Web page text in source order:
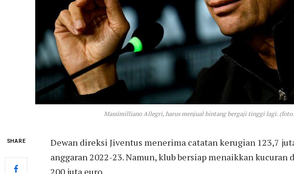
Massimilliano Allegri, harus menjual bintang bergaji tinggi lagi.
SHARE
Dewan direksi Jiventus menerima catatan kerugian 123,7
anggaran 2022-23. Namun, klub bersiap menaikkan kucuran